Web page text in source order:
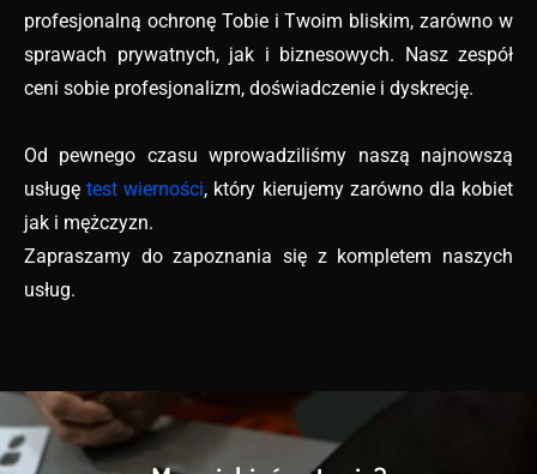
profesjonalną ochronę Tobie i Twoim bliskim, zarówno w
sprawach prywatnych, jak i biznesowych. Nasz zespół
ceni sobie profesjonalizm, doświadczenie i dyskrecję.
Od pewnego czasu wprowadziliśmy naszą najnowszą
usługętest wierności, który kierujemy zarówno dla kobiet
jak i mężczyzn.
Zapraszamy do zapoznania się z kompletem naszych
usług.